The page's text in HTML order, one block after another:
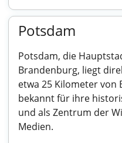
Potsdam
Potsdam, die
Brandenburg, liegt
etwa 25 Kilometer von
bekannt für ihre
und als Zentrum der
Medien.